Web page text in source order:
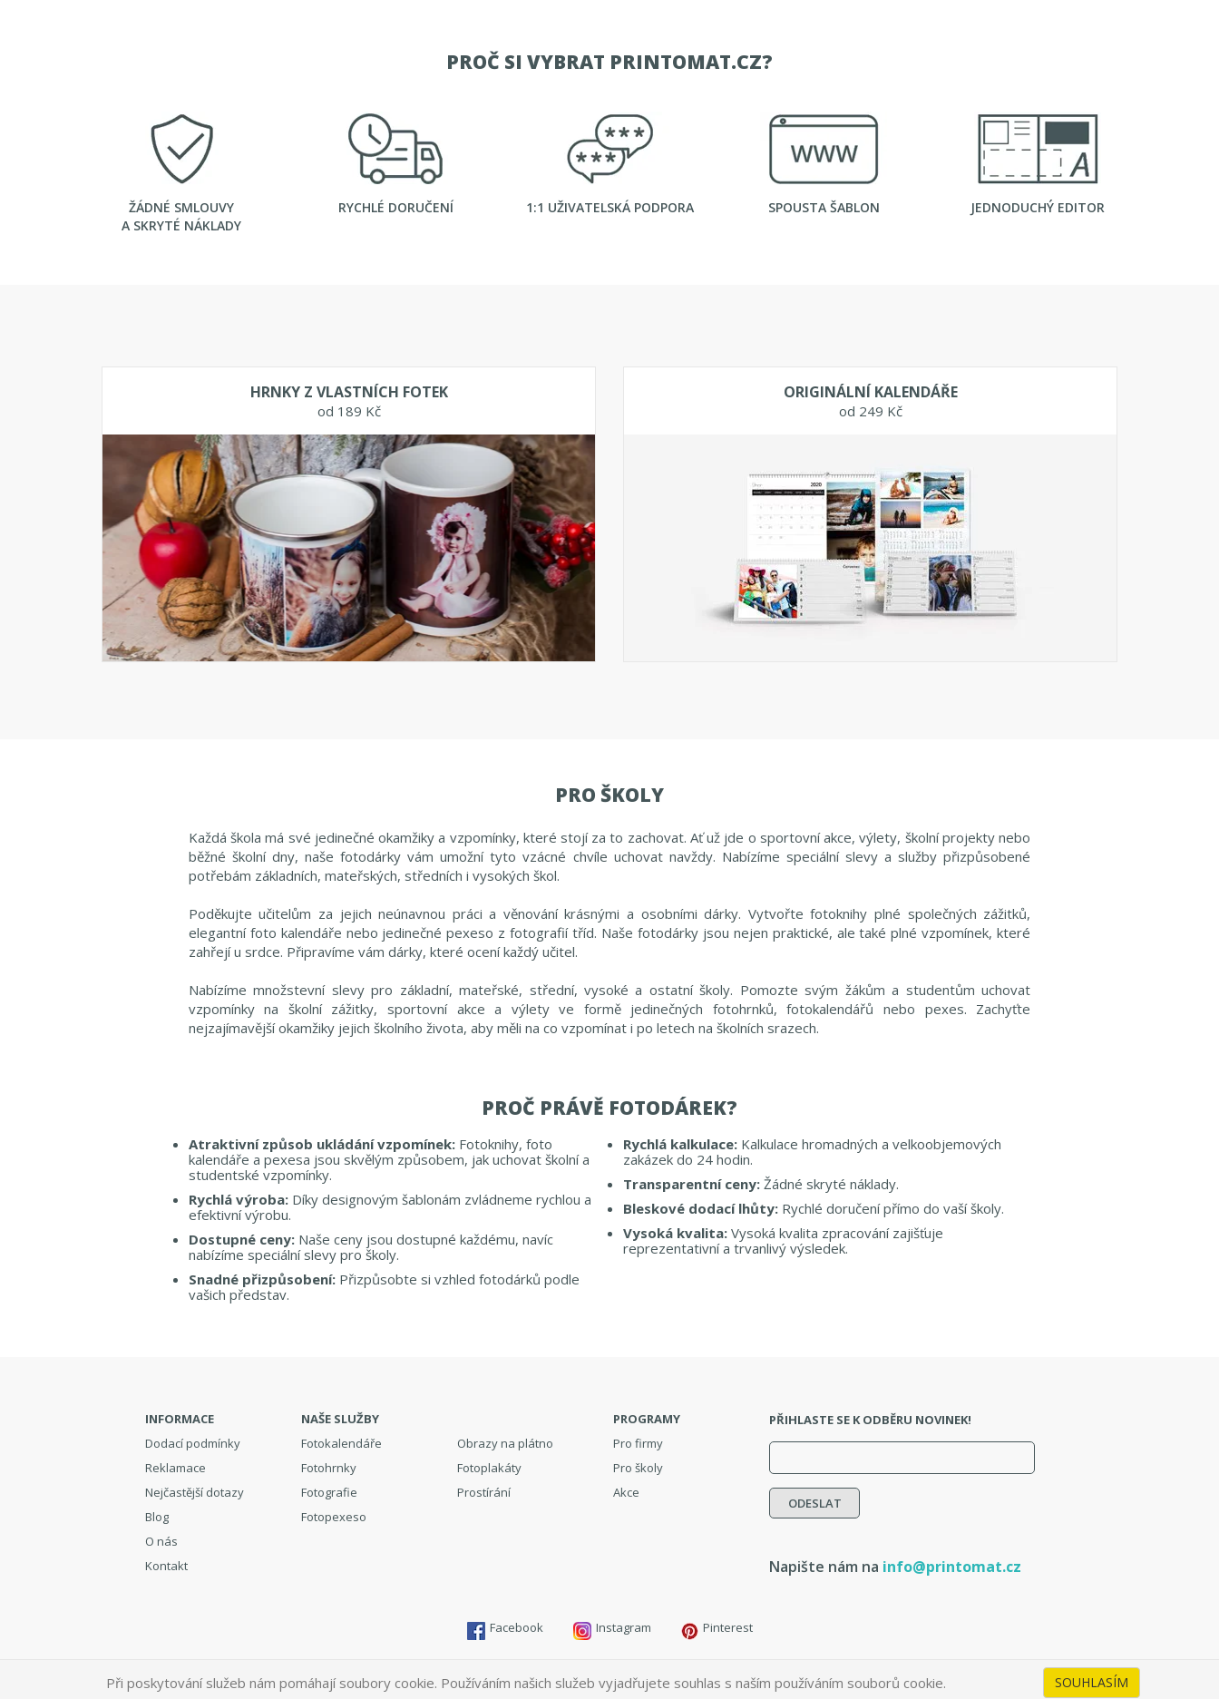
Při poskytování služeb nám pomáhají soubory cookie. Používáním našich služeb vyjadřujete souhlas s naším používáním souborů cookie. SOUHLASÍM
PROČ SI VYBRAT PRINTOMAT.CZ?
ŽÁDNÉ SMLOUVY
A SKRYTÉ NÁKLADY
RYCHLÉ DORUČENÍ 1:1 UŽIVATELSKÁ PODPORA SPOUSTA ŠABLON JEDNODUCHÝ EDITOR
HRNKY Z VLASTNÍCH FOTEK
od 189 Kč
ORIGINÁLNÍ KALENDÁŘE
od 249 Kč
PRO ŠKOLY
Každá škola má své jedinečné okamžiky a vzpomínky, které stojí za to zachovat. Ať už jde o sportovní akce, výlety, školní projekty nebo
běžné školní dny, naše fotodárky vám umožní tyto vzácné chvíle uchovat navždy. Nabízíme speciální slevy a služby přizpůsobené
potřebám základních, mateřských, středních i vysokých škol.
Poděkujte učitelům za jejich neúnavnou práci a věnování krásnými a osobními dárky. Vytvořte fotoknihy plné společných zážitků,
elegantní foto kalendáře nebo jedinečné pexeso z fotografií tříd. Naše fotodárky jsou nejen praktické, ale také plné vzpomínek, které
zahřejí u srdce. Připravíme vám dárky, které ocení každý učitel.
Nabízíme množstevní slevy pro základní, mateřské, střední, vysoké a ostatní školy. Pomozte svým žákům a studentům uchovat
vzpomínky na školní zážitky, sportovní akce a výlety ve formě jedinečných fotohrnků, fotokalendářů nebo pexes. Zachyťte
nejzajímavější okamžiky jejich školního života, aby měli na co vzpomínat i po letech na školních srazech.
PROČ PRÁVĚ FOTODÁREK?
Atraktivní způsob ukládání vzpomínek:Fotoknihy, foto
kalendáře a pexesa jsou skvělým způsobem, jak uchovat školní a
studentské vzpomínky.
Rychlá výroba:Díky designovým šablonám zvládneme rychlou a
efektivní výrobu.
Dostupné ceny:Naše ceny jsou dostupné každému, navíc
nabízíme speciální slevy pro školy.
Snadné přizpůsobení:Přizpůsobte si vzhled fotodárků podle
vašich představ.
Rychlá kalkulace:Kalkulace hromadných a velkoobjemových
zakázek do 24 hodin.
Transparentní ceny:Žádné skryté náklady.
Bleskové dodací lhůty:Rychlé doručení přímo do vaší školy.
Vysoká kvalita:Vysoká kvalita zpracování zajišťuje
reprezentativní a trvanlivý výsledek.
INFORMACE
Dodací podmínky
Reklamace
Nejčastější dotazy
Blog
O nás
Kontakt
NAŠE SLUŽBY
Fotokalendáře
Fotohrnky
Fotografie
Fotopexeso
Obrazy na plátno
Fotoplakáty
Prostírání
PROGRAMY
Pro firmy
Pro školy
Akce
PŘIHLASTE SE K ODBĚRU NOVINEK!
Napište nám na info@printomat.cz
Facebook Instagram Pinterest
© 2019 Printomat.cz | Obchodní podmínky | Ochrana osobních údajů